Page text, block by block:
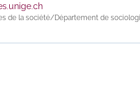
de la société/Département de